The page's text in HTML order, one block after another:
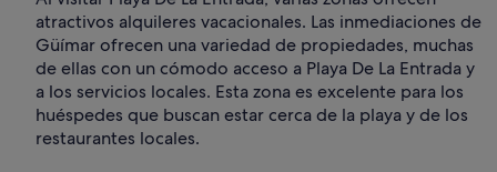
atractivos alquileres vacacionales. Las inmediaciones de
Güímar ofrecen una variedad de propiedades, muchas
de ellas con un cómodo acceso a Playa De La Entrada y
a los servicios locales. Esta zona es excelente para los
huéspedes que buscan estar cerca de la playa y de los
restaurantes locales.